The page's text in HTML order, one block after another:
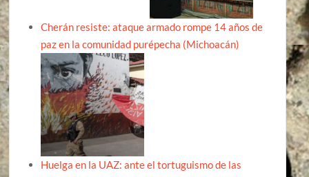
Cherán resiste: ataque armado rompe 14 años de
paz en la comunidad purépecha (Michoacán)
Huelga en la UAZ: ante el tortuguismo de las